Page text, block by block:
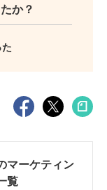
か？
マーケティン
覧